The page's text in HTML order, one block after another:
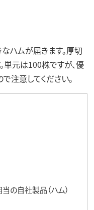
ハムが届きます。厚切
単元は100株ですが、優
注意してください。
の自社製品（ハム）